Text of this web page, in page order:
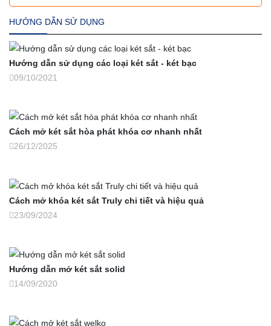
HƯỚNG DẪN SỬ DỤNG
Hướng dẫn sử dụng các loại két sắt - két bạc
09/10/2021
Cách mở két sắt hòa phát khóa cơ nhanh nhất
26/12/2025
Cách mở khóa két sắt Truly chi tiết và hiệu quả
23/09/2024
Hướng dẫn mở két sắt solid
14/09/2020